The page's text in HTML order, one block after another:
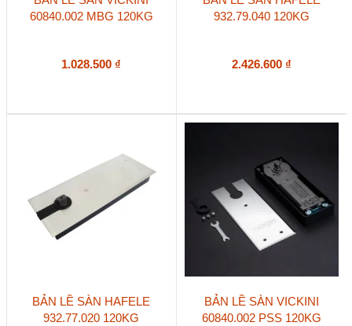
60840.002 MBG 120KG
1.028.500 ₫
932.79.040 120KG
2.426.600 ₫
BẢN LỀ SÀN HAFELE
932.77.020 120KG
BẢN LỀ SÀN VICKINI
60840.002 PSS 120KG